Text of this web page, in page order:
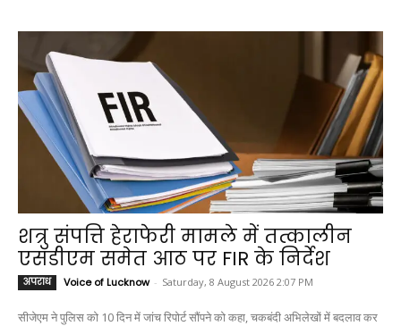
शत्रु संपत्ति हेराफेरी मामले में तत्कालीन
एसडीएम समेत आठ पर FIR के निर्देश
अपराध Voice of Lucknow - Saturday, 8 August 2026 2:07 PM
सीजेएम ने पुलिस को 10 दिन में जांच रिपोर्ट सौंपने को कहा, चकबंदी अभिलेखों में बदलाव कर